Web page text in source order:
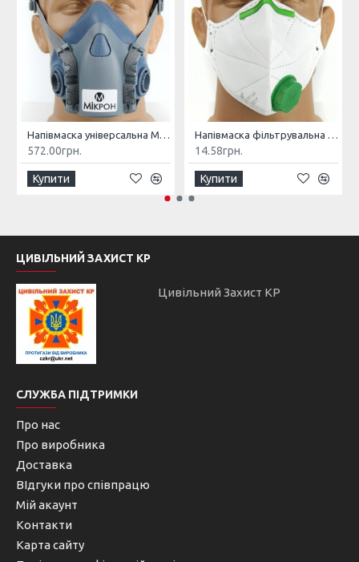
Напівмаска універсальна МІКРОН НМ
572.00грн.
Купити
Напівмаска фільтрувальна МІКРОН (К) FFP1 NR з клапаном
14.58грн.
Купити
ЦИВІЛЬНИЙ ЗАХИСТ КР
Цивільний Захист КР
СЛУЖБА ПІДТРИМКИ
Про нас
Про виробника
Доставка
ВІдгуки про співпрацю
Мій акаунт
Контакти
Карта сайту